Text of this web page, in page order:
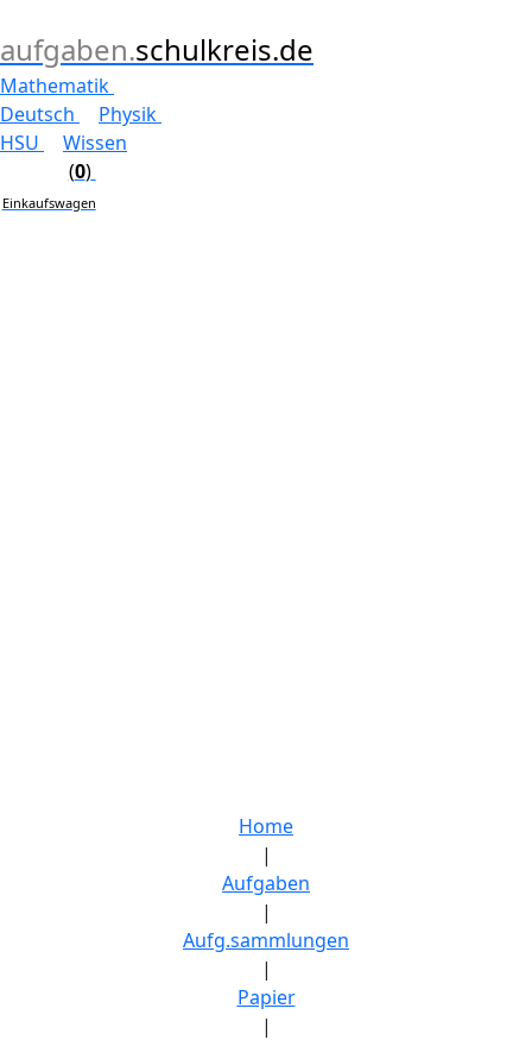
aufgaben.schulkreis.de
Mathematik
Deutsch
Physik
HSU
Wissen
(0)
Einkaufswagen
Home
|
Aufgaben
|
Aufg.sammlungen
|
Papier
|